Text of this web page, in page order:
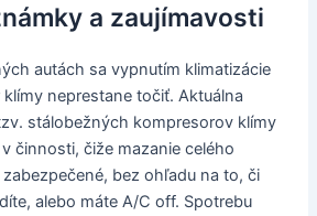
a zaujímavosti
autách sa vypnutím klimatizácie
neprestane točiť. Aktuálna
stálobežných kompresorov klímy
činnosti, čiže mazanie celého
bez ohľadu na to, či
alebo máte A/C off. Spotrebu